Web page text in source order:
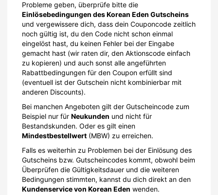
Probleme geben, überprüfe bitte die
Einlösebedingungen des Korean Eden Gutscheins
und vergewissere dich, dass dein Couponcode zeitlich
noch gültig ist, du den Code nicht schon einmal
eingelöst hast, du keinen Fehler bei der Eingabe
gemacht hast (wir raten dir, den Aktionscode einfach
zu kopieren) und auch sonst alle angeführten
Rabattbedingungen für den Coupon erfüllt sind
(eventuell ist der Gutschein nicht kombinierbar mit
anderen Discounts).
Bei manchen Angeboten gilt der Gutscheincode zum
Beispiel nur für Neukunden und nicht für
Bestandskunden. Oder es gilt einen
Mindestbestellwert (MBW) zu erreichen.
Falls es weiterhin zu Problemen bei der Einlösung des
Gutscheins bzw. Gutscheincodes kommt, obwohl beim
Überprüfen die Gültigkeitsdauer und die weiteren
Bedingungen stimmten, kannst du dich direkt an den
Kundenservice von Korean Eden wenden.